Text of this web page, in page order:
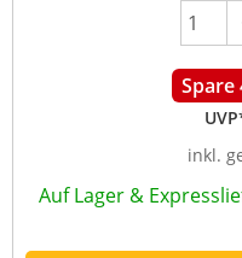
Spare
inkl.
Auf Lager &